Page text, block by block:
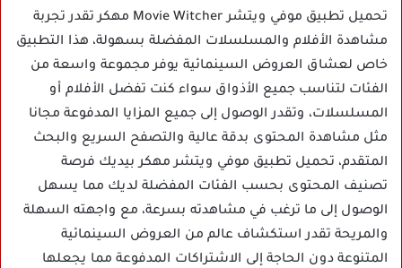
تحميل تطبيق موفي ويتشر Movie Witcher مهكر تقدر تجربة
مشاهدة الأفلام والمسلسلات المفضلة بسهولة، هذا التطبيق
خاص لعشاق العروض السينمائية يوفر مجموعة واسعة من
الفئات لتناسب جميع الأذواق سواء كنت تفضل الأفلام أو
المسلسلات، وتقدر الوصول إلى جميع المزايا المدفوعة مجانا
مثل مشاهدة المحتوى بدقة عالية والتصفح السريع والبحث
المتقدم، تحميل تطبيق موفي ويتشر مهكر بيديك فرصة
تصنيف المحتوى بحسب الفئات المفضلة لديك مما يسهل
الوصول إلى ما ترغب في مشاهدته بسرعة، مع واجهته السهلة
والمريحة تقدر استكشاف عالم من العروض السينمائية
المتنوعة دون الحاجة إلى الاشتراكات المدفوعة مما يجعلها